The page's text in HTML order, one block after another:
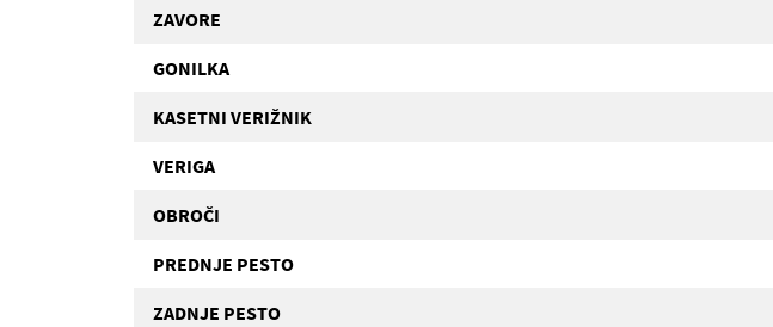
ZAVORE
GONILKA
KASETNI VERIŽNIK
VERIGA
OBROČI
PREDNJE PESTO
ZADNJE PESTO